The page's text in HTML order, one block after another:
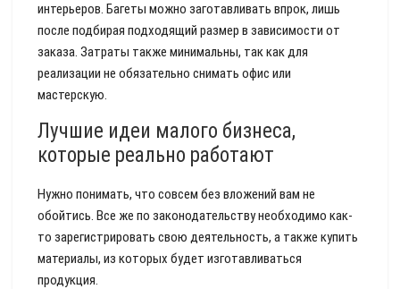
интерьеров. Багеты можно заготавливать впрок, лишь
после подбирая подходящий размер в зависимости от
заказа. Затраты также минимальны, так как для
реализации не обязательно снимать офис или
мастерскую.
Лучшие идеи малого бизнеса,
которые реально работают
Нужно понимать, что совсем без вложений вам не
обойтись. Все же по законодательству необходимо как-
то зарегистрировать свою деятельность, а также купить
материалы, из которых будет изготавливаться
продукция.